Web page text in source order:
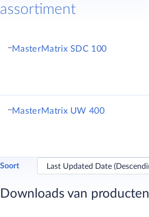
assortiment
MasterMatrix SDC 100
MasterMatrix UW 400
Soort
Downloads van producten